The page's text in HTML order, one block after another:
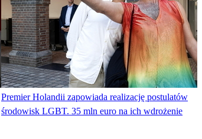
Premier Holandii zapowiada realizację postulatów
środowisk LGBT. 35 mln euro na ich wdrożenie